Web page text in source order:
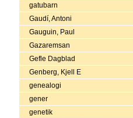
gatubarn
Gaudí, Antoni
Gauguin, Paul
Gazaremsan
Gefle Dagblad
Genberg, Kjell E
genealogi
gener
genetik